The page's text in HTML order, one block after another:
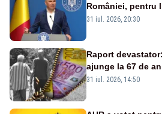
României, pentru
a anunțat
31 iul. 2026, 20:30
Raport
ajunge la 67 de
31 iul. 2026, 14:50